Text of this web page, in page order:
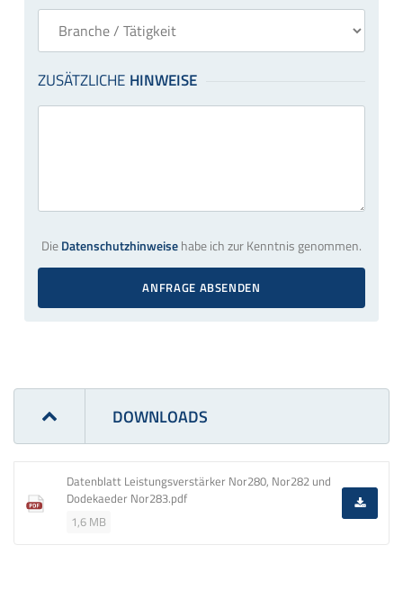
DieDatenschutzhinweisehabe ich zur Kenntnis genommen.
ANFRAGE ABSENDEN
DOWNLOADS
Datenblatt Leistungsverstärker Nor280, Nor282 und
Dodekaeder Nor283.pdf
1,6 MB